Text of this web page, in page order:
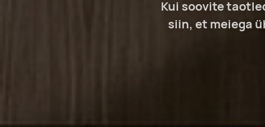
Kui soovite
siin, et meiega